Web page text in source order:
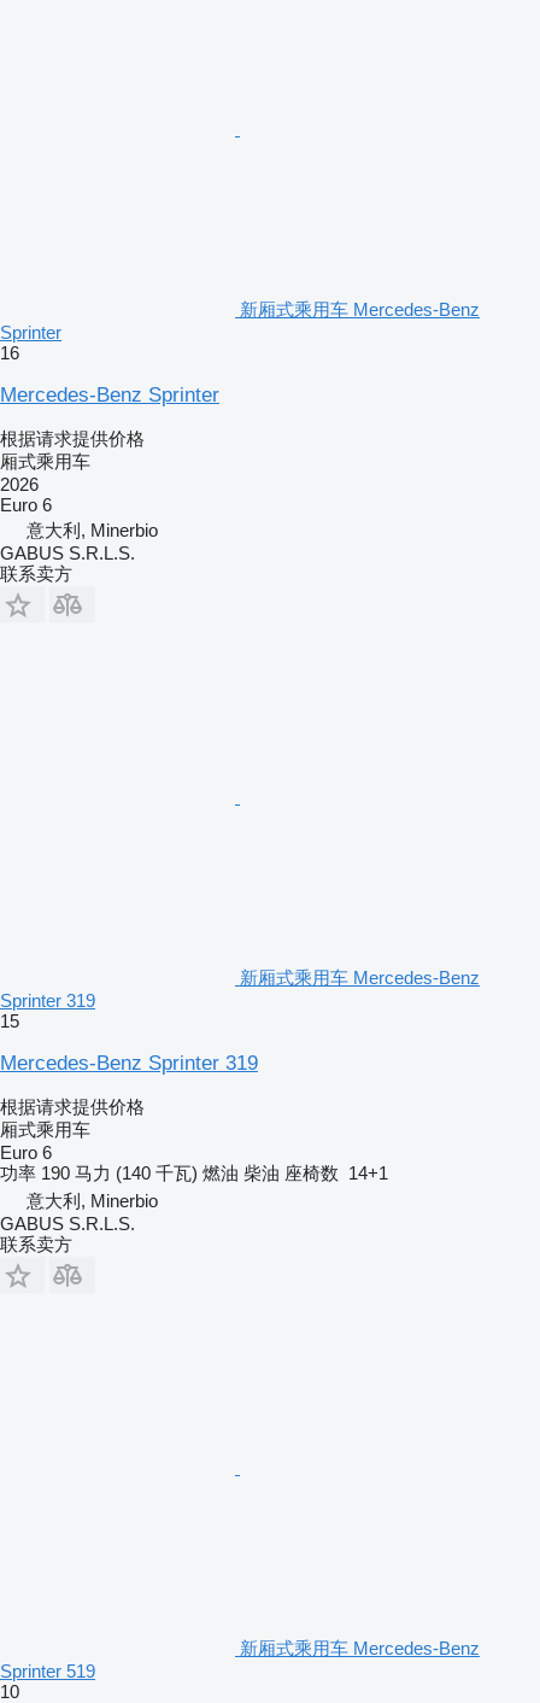
新厢式乘用车 Mercedes-Benz
Sprinter
16
Mercedes-Benz Sprinter
根据请求提供价格
厢式乘用车
2026
Euro 6
意大利, Minerbio
GABUS S.R.L.S.
联系卖方
新厢式乘用车 Mercedes-Benz
Sprinter 319
15
Mercedes-Benz Sprinter 319
根据请求提供价格
厢式乘用车
Euro 6
功率 190 马力 (140 千瓦) 燃油 柴油 座椅数 14+1
意大利, Minerbio
GABUS S.R.L.S.
联系卖方
新厢式乘用车 Mercedes-Benz
Sprinter 519
10